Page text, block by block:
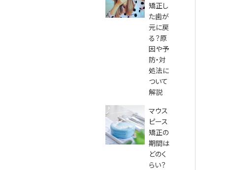
矯正し
た歯が
元に戻
る？原
因や予
防・対
処法に
ついて
解説
マウス
ピース
矯正の
期間は
どのく
らい？